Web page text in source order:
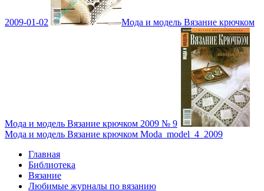
2009-01-02 Мода и модель Вязание крючком
Мода и модель Вязание крючком 2009 № 9
Мода и модель Вязание крючком Moda_model_4_2009
Главная
Библиотека
Вязание
Любимые журналы по вязанию